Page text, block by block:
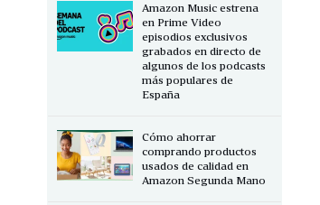
Amazon Music estrena
en Prime Video
episodios exclusivos
grabados en directo de
algunos de los podcasts
más populares de
España
Cómo ahorrar
comprando productos
usados de calidad en
Amazon Segunda Mano